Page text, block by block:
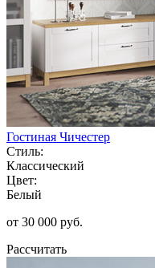
Гостиная Чичестер
Стиль:
Классический
Цвет:
Белый
от 30 000 руб.
Рассчитать